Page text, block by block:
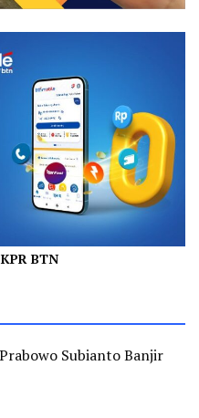
BTN
Subianto Banjir